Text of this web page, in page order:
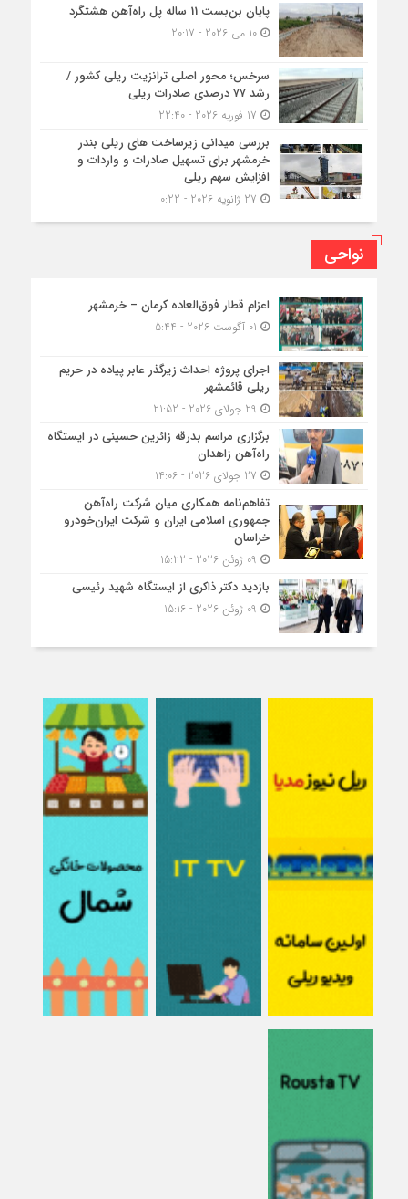
پایان بن‌بست 11 ساله پل راه‌آهن هشتگرد
10 می 2026 - 20:17
سرخس؛ محور اصلی ترانزیت ریلی کشور /
رشد ۷۷ درصدی صادرات ریلی
بررسی میدانی زیرساخت های ریلی بندر
خرمشهر برای تسهیل صادرات و واردات و
افزایش سهم ریلی
نواحی
اعزام قطار فوق‌العاده کرمان – خرمشهر
اجرای پروژه احداث زیرگذر عابر پیاده در حریم
ریلی قائمشهر
برگزاری مراسم بدرقه زائرین حسینی در ایستگاه
راه‌آهن زاهدان
تفاهم‌نامه همکاری میان شرکت راه‌آهن
جمهوری اسلامی ایران و شرکت ایران‌خودرو
خراسان
بازدید دکتر ذاکری از ایستگاه شهید رئیسی